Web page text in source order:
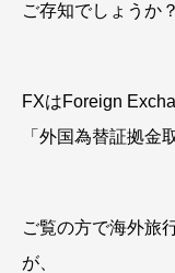
ご存知でしょうか？
FXはForeign
「外国為替証拠金
ご覧の方で海外旅
が、